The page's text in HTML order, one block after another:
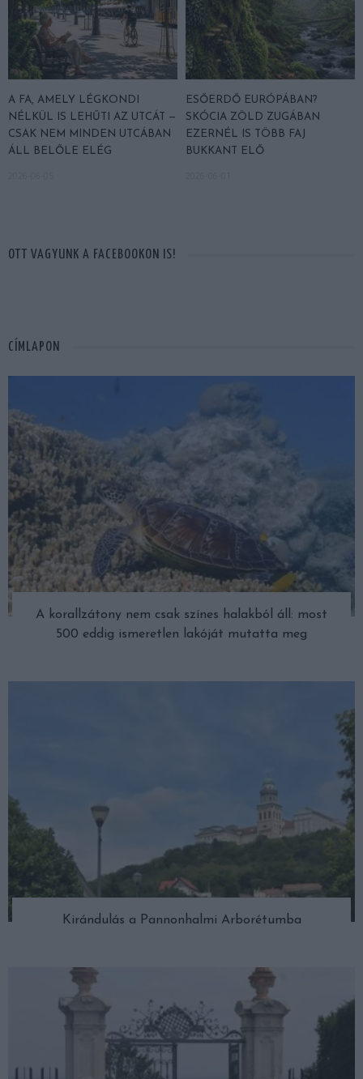
A FA, AMELY LÉGKONDI
NÉLKÜL IS LEHŰTI AZ UTCÁT —
CSAK NEM MINDEN UTCÁBAN
ÁLL BELŐLE ELÉG
ESŐERDŐ EURÓPÁBAN?
SKÓCIA ZÖLD ZUGÁBAN
EZERNÉL IS TÖBB FAJ
BUKKANT ELŐ
OTT VAGYUNK A FACEBOOKON IS!
CÍMLAPON
A korallzátony nem csak színes halakból áll: most
500 eddig ismeretlen lakóját mutatta meg
Kirándulás a Pannonhalmi Arborétumba